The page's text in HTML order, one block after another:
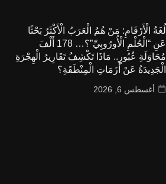
لُغَةُ الْأَرْقَامِ: مَنْ هُمُ الْعَرَبُ الْأَكْثَرُ بَحْثًا
عَنِ “الْحُلْمِ الْأُورُوبِيِّ”؟… 178 أَلْفَ
مُحَاوَلَةِ عُبُورٍ.. مَاذَا تَكْشِفُ تَقَارِيرُ الْهِجْرَةِ
الْجَدِيدَةُ عَنْ أَزَمَاتِ الْمِنْطَقَةِ؟
أغسطس 6, 2026